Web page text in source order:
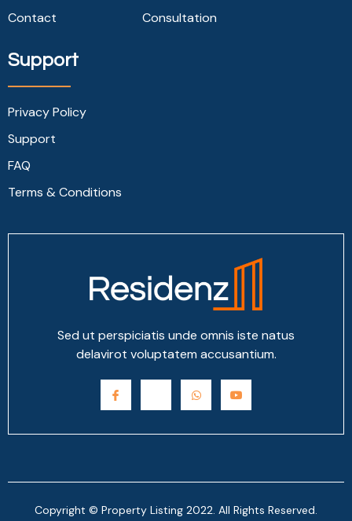
Contact
Consultation
Support
Privacy Policy
Support
FAQ
Terms & Conditions
Sed ut perspiciatis unde omnis iste natus
delavirot voluptatem accusantium.
Copyright © Property Listing 2022. All Rights Reserved.